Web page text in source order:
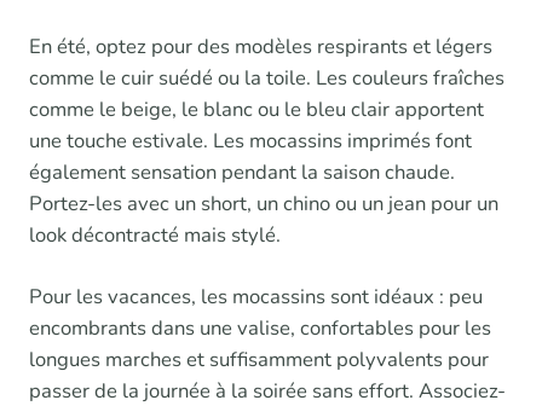
En été, optez pour des modèles respirants et légers
comme le cuir suédé ou la toile. Les couleurs fraîches
comme le beige, le blanc ou le bleu clair apportent
une touche estivale. Les mocassins imprimés font
également sensation pendant la saison chaude.
Portez-les avec un short, un chino ou un jean pour un
look décontracté mais stylé.
Pour les vacances, les mocassins sont idéaux : peu
encombrants dans une valise, confortables pour les
longues marches et suffisamment polyvalents pour
passer de la journée à la soirée sans effort. Associez-